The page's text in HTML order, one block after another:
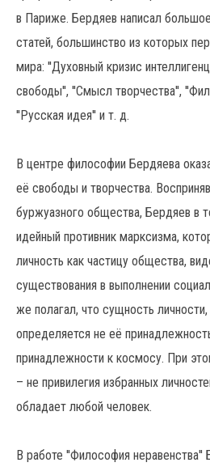
в Париже. Бердяев написал
статей, большинство из которых
мира: ''Духовный кризис
свободы'', ''Смысл творчества'',
''Русская идея'' и т. д.
В центре философии Бердяева
её свободы и творчества.
буржуазного общества, Бердяев в
идейный противник марксизма,
личность как частицу общества,
существования в выполнении
же полагал, что сущность
определяется не её
принадлежности к космосу. При
– не привилегия избранных
обладает любой человек.
В работе ''Философия неравенства''